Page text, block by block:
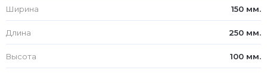
Ширина 150 мм.
Длина 250 мм.
Высота 100 мм.